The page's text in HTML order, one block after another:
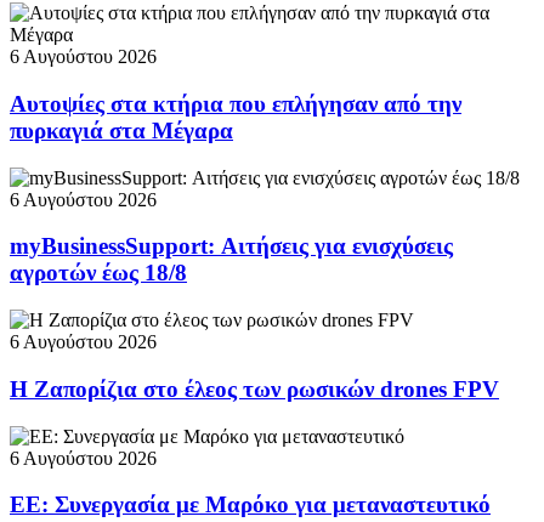
6 Αυγούστου 2026
Αυτοψίες στα κτήρια που επλήγησαν από την
πυρκαγιά στα Μέγαρα
6 Αυγούστου 2026
myBusinessSupport: Αιτήσεις για ενισχύσεις
αγροτών έως 18/8
6 Αυγούστου 2026
Η Ζαπορίζια στο έλεος των ρωσικών drones FPV
6 Αυγούστου 2026
ΕΕ: Συνεργασία με Μαρόκο για μεταναστευτικό